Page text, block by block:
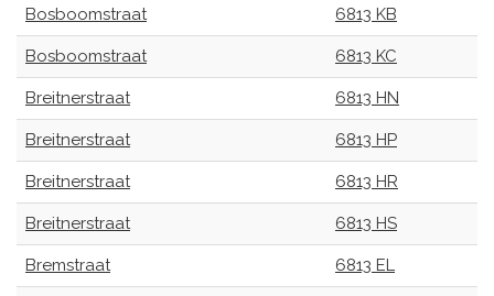
Bosboomstraat 6813 KB
Bosboomstraat 6813 KC
Breitnerstraat 6813 HN
Breitnerstraat 6813 HP
Breitnerstraat 6813 HR
Breitnerstraat 6813 HS
Bremstraat 6813 EL